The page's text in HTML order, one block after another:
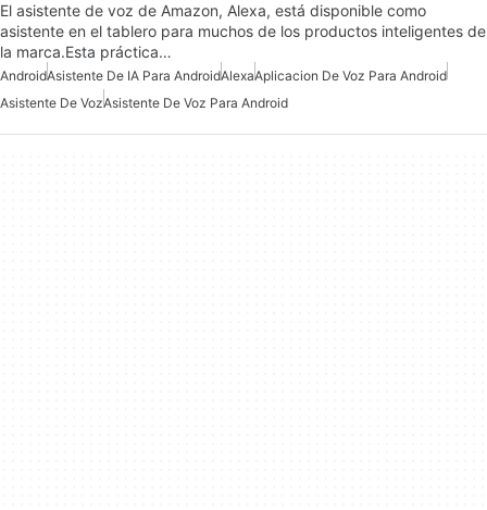
El asistente de voz de Amazon, Alexa, está disponible como
asistente en el tablero para muchos de los productos inteligentes de
la marca.Esta práctica…
AndroidAsistente De IA Para AndroidAlexaAplicacion De Voz Para Android
Asistente De VozAsistente De Voz Para Android